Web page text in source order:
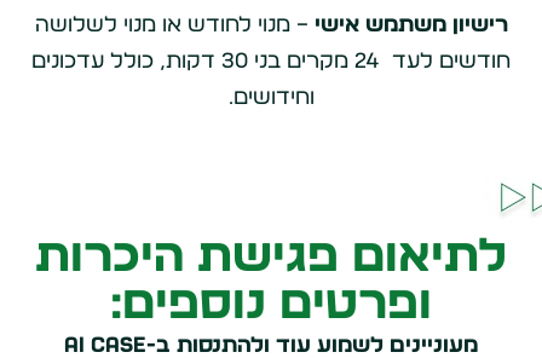
רישיון משתמש אישי – מנוי לחודש או מנוי לשלושה
חודשים לעד 24 מקרים בני 30 דקות, כולל עדכונים
וחידושים.
לתיאום פגישת היכרות
ופרטים נוספים:
מעוניינים לשמוע עוד ולהתנסות ב-AI Case